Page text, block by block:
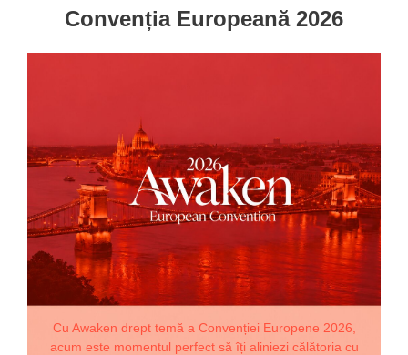
Convenția Europeană 2026
Cu Awaken drept temă a Convenției Europene 2026,
acum este momentul perfect să îți aliniezi călătoria cu